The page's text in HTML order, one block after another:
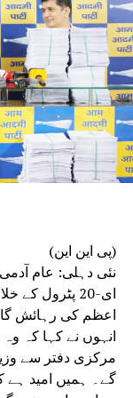
کے سامنے خودسپردگی
DON'T MISS
کورٹ میں چیلنج
(پی این این)
نئی دہلی: عام آدمی
ای-20 پٹرول
اعظم کی رہائش
مرکزی دفتر سے
گے۔ ہمیں امید ہے